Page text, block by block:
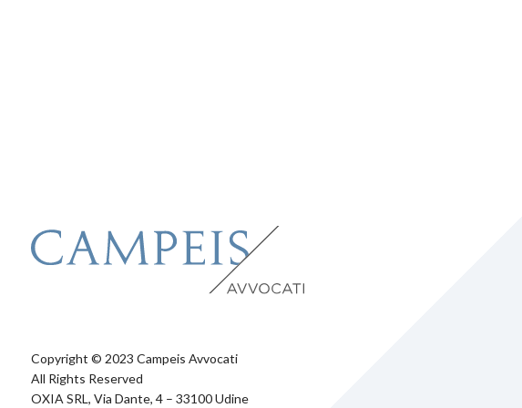
Copyright © 2023 Campeis Avvocati
All Rights Reserved
OXIA SRL, Via Dante, 4 – 33100 Udine